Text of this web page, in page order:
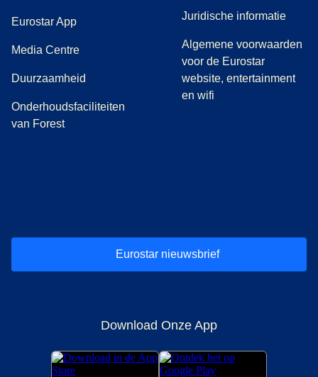
Eurostar App
Media Centre( opent in een nieuwe tab)
Duurzaamheid
Onderhoudsfaciliteiten
van Forest
Juridische informatie
Algemene voorwaarden
voor de Eurostar
website, entertainment
en wifi
Eurostar nieuwsbrief
Download Onze App